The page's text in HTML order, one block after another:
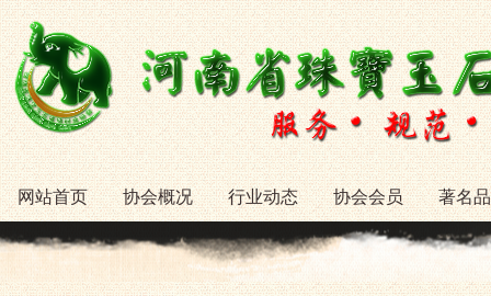
网站首页 协会概况 行业动态 协会会员 著名